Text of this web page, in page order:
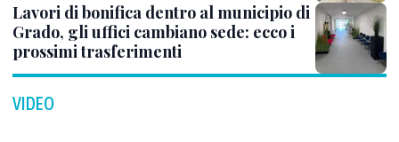
Lavori di bonifica dentro al municipio di
Grado, gli uffici cambiano sede: ecco i
prossimi trasferimenti
VIDEO